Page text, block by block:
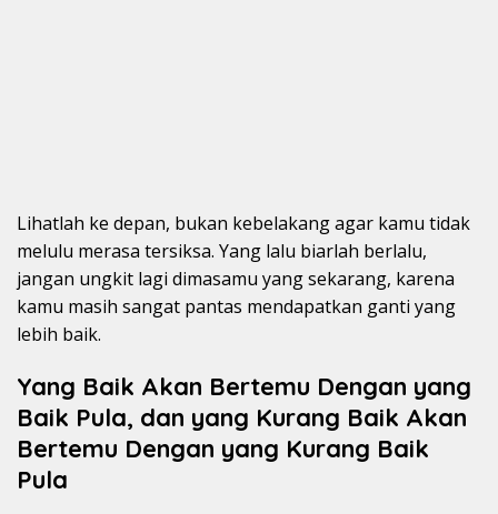
Lihatlah ke depan, bukan kebelakang agar kamu tidak
melulu merasa tersiksa. Yang lalu biarlah berlalu,
jangan ungkit lagi dimasamu yang sekarang, karena
kamu masih sangat pantas mendapatkan ganti yang
lebih baik.
Yang Baik Akan Bertemu Dengan yang
Baik Pula, dan yang Kurang Baik Akan
Bertemu Dengan yang Kurang Baik
Pula